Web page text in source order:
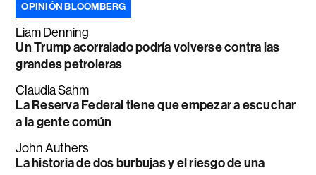
OPINIÓN BLOOMBERG
Liam Denning
Un Trump acorralado podría volverse contra las
grandes petroleras
Claudia Sahm
La Reserva Federal tiene que empezar a escuchar
a la gente común
John Authers
La historia de dos burbujas y el riesgo de una